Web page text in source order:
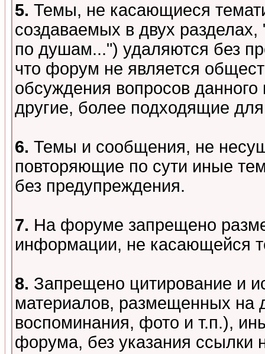
5. Темы, не касающиеся
создаваемых в двух
по душам...") удаляются без
что форум не является
обсуждения вопросов данного
другие, более подходящие для
6. Темы и сообщения, не
повторяющие по сути иные
без предупреждения.
7. На форуме запрещено
информации, не касающейся
8. Запрещено цитирование и
материалов, размещенных на
воспоминания, фото и т.п.),
форума, без указания ссылки